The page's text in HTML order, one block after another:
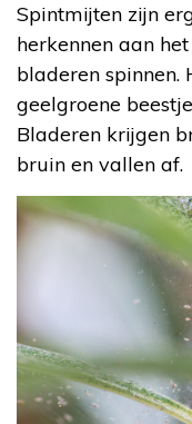
Spintmijten zijn
herkennen aan
bladeren spinnen.
geelgroene
Bladeren krijgen
bruin en vallen af.